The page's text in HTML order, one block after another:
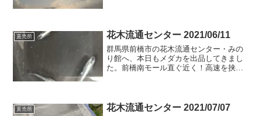
フィンｘ黒衣Ｆ２のヘテ...
直売所 花木流通センター 2021/06/11
群馬県前橋市の花木流通センター・みの
り館へ、本日もメダカを出品してきまし
た。前橋南モール直ぐ近く！高速を挟ん
出品です。今日の...
直売所 花木流通センター 2021/07/07